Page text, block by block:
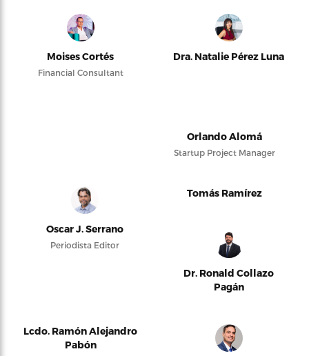
Moises Cortés
Financial Consultant
Dra. Natalie Pérez Luna
Orlando Alomá
Startup Project Manager
Oscar J. Serrano
Periodista Editor
Tomás Ramírez
Dr. Ronald Collazo
Pagán
Lcdo. Ramón Alejandro
Pabón